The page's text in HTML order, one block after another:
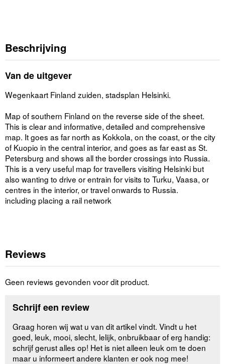
Beschrijving
Van de uitgever
Wegenkaart Finland zuiden, stadsplan Helsinki.
Map of southern Finland on the reverse side of the sheet.
This is clear and informative, detailed and comprehensive
map. It goes as far north as Kokkola, on the coast, or the city
of Kuopio in the central interior, and goes as far east as St.
Petersburg and shows all the border crossings into Russia.
This is a very useful map for travellers visiting Helsinki but
also wanting to drive or entrain for visits to Turku, Vaasa, or
centres in the interior, or travel onwards to Russia.
including placing a rail network
Reviews
Geen reviews gevonden voor dit product.
Schrijf een review
Graag horen wij wat u van dit artikel vindt. Vindt u het
goed, leuk, mooi, slecht, lelijk, onbruikbaar of erg handig:
schrijf gerust alles op! Het is niet alleen leuk om te doen
maar u informeert andere klanten er ook nog mee!